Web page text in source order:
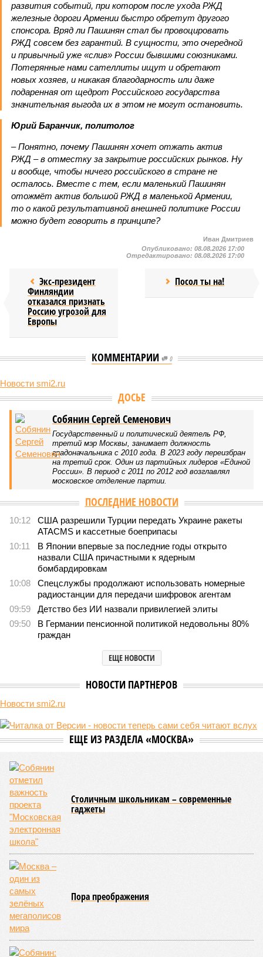
развития событий, при котором после ухода РЖД
железные дороги Армении быстро обретут другого
спонсора. Вряд ли Пашинян стал бы провоцировать
РЖД совсем без гарантий. В сущности, это очередной
и привычный уже «слив» России бывшими союзниками.
Потерянные нами сателлиты ищут и обретают
новых хозяев, и никакая благодарность или даже
подаренная от щедрот Российского государства
значительная выгода их в этом не могут остановить.
Юрий Баранчик, политолог
– Понятно, почему Пашинян хочет отжать актив
РЖД – в отместку за закрытие российских рынков. Ну
и вообще, чтобы ничего российского в стране не
осталось. Вместе с тем, если маленький Пашинян
отожмёт актив большой РЖД в маленькой Армении,
то о какой результативной внешней политике России
можно будет говорить в принципе?
Иван Дмитриев
Опубликовано: 08.08.2026 17:00
Отредактировано: 08.08.2026 17:00
Экс-президент
Финляндии
отказался признать
Россию угрозой для
Европы
Посол ты на!
КОММЕНТАРИИ 0
Новости smi2.ru
В нескольких станциях от уже сданного
«Сказочного леса» пайщики ЖК «Станция Л» продолжают ждать от
компании Capital Group начала реальной достройки
В нескольких станциях от уже сданного «Сказочного
леса» пайщики ЖК «Станция Л» продолжают ждать от
компании Capital Group начала реальной достройки
«Станция ожидания» для дольщиков
В нескольких станциях от уже сданного «Сказочного леса» пайщики ЖК
«Станция Л» продолжают ждать от компании Capital Group начала
уже получают ключи – в мае 2026 года были получены
заключение о соответствии проектной документации и
разрешение на ввод жилищного комплекса в эксплуатацию –
совсем недалеко, в паре станций метро южнее, на Люблинской
улице, картина, можно сказать, прямо противоположная.
ЖК «Светлый мир «Станция Л»: та же группа компаний-
банкрот Seven Suns Development, та же
схема достройки через Capital Group осенью 2024 года, но
за прошедшие два года результатов, по словам дольщиков,
практически не видно. Поинформации
порталов, первую очередь ЖК строители обещают сдать к
декабрю 2026 г., вторую – к марту 2028-го. Но никто при
этом из кураторов стройки не задается вопросом: как эти
сроки должны материализоваться? На строительной